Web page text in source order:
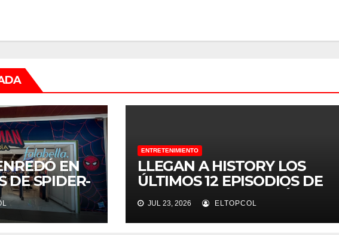
EN
DE SPIDER-
ESPACIOS
EL
ENTRETENIMIENTO
LLEGAN A HISTORY LOS
ÚLTIMOS 12 EPISODIOS DE
LA MEGA PRODUCCIÓN
“SEGUNDA GUERRA
MUNDIAL CON TOM HANKS”
JUL 23, 2026 ELTOPCOL